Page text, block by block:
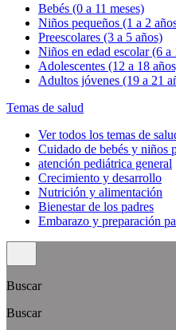
Bebés (0 a 11 meses)
Niños pequeños (1 a 2
Preescolares (3 a 5 años)
Niños en edad escolar (6 a
Adolescentes (12 a 18
Adultos jóvenes (19 a 21
Temas de salud
Ver todos los temas de
Cuidado de bebés y niños
atención pediátrica general
Crecimiento y desarrollo
Nutrición y alimentación
Bienestar de los padres
Embarazo y preparación
Buscar
Buscar